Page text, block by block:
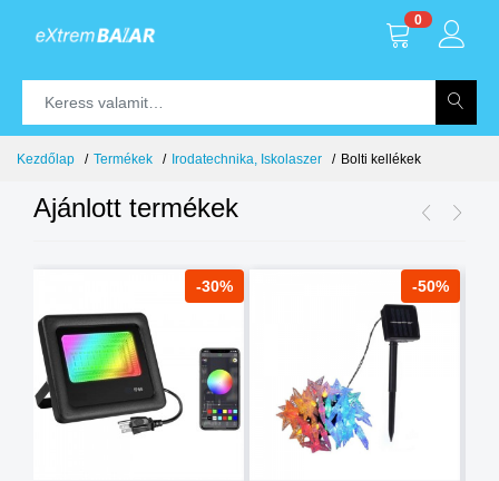
0
Kezdőlap Termékek Irodatechnika, Iskolaszer Bolti kellékek
Ajánlott termékek
-30% -50%